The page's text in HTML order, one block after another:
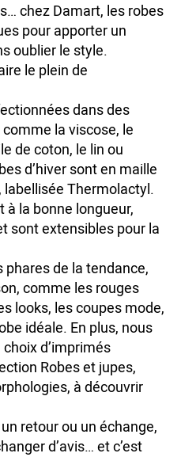
chez Damart, les robes
pour apporter un
oublier le style.
le plein de
dans des
la viscose, le
de coton, le lin ou
d’hiver sont en maille
Thermolactyl.
à la bonne longueur,
sont extensibles pour la
de la tendance,
comme les rouges
looks, les coupes mode,
idéale. En plus, nous
d’imprimés
Robes et jupes,
à découvrir
retour ou un échange,
d’avis… et c’est